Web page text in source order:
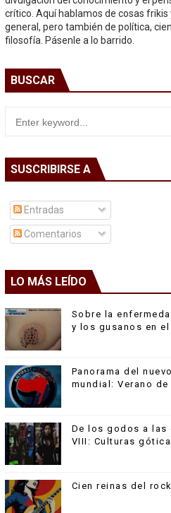
crítico. Aquí hablamos de cosas frikis
general, pero también de política,
filosofía. Pásenle a lo barrido.
BUSCAR
SUSCRIBIRSE A
Entradas
Comentarios
LO MÁS LEÍDO
Sobre la
y los gusanos en el
Panorama del
mundial: Verano de
De los godos a las
VIII: Culturas
Cien reinas del